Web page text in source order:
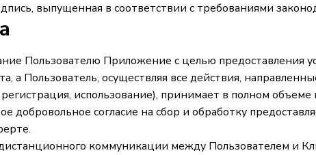
выпущенная в соответствии с требованиями
Пользователю Приложение с целью предоставления
а Пользователь, осуществляя все действия,
регистрация, использование), принимает в полном
добровольное согласие на сбор и обработку
коммуникации между Пользователем и